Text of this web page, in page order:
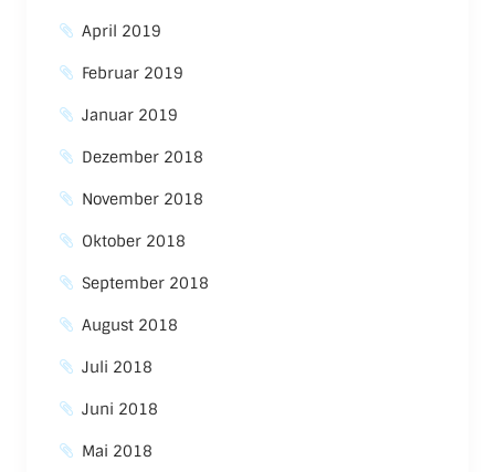
April 2019
Februar 2019
Januar 2019
Dezember 2018
November 2018
Oktober 2018
September 2018
August 2018
Juli 2018
Juni 2018
Mai 2018